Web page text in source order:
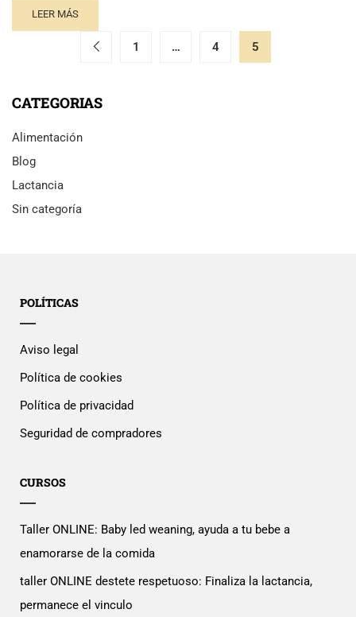
LEER MÁS
1 … 4 5
CATEGORIAS
Alimentación
Blog
Lactancia
Sin categoría
POLÍTICAS
Aviso legal
Política de cookies
Política de privacidad
Seguridad de compradores
CURSOS
Taller ONLINE: Baby led weaning, ayuda a tu bebe a
enamorarse de la comida
taller ONLINE destete respetuoso: Finaliza la lactancia,
permanece el vinculo